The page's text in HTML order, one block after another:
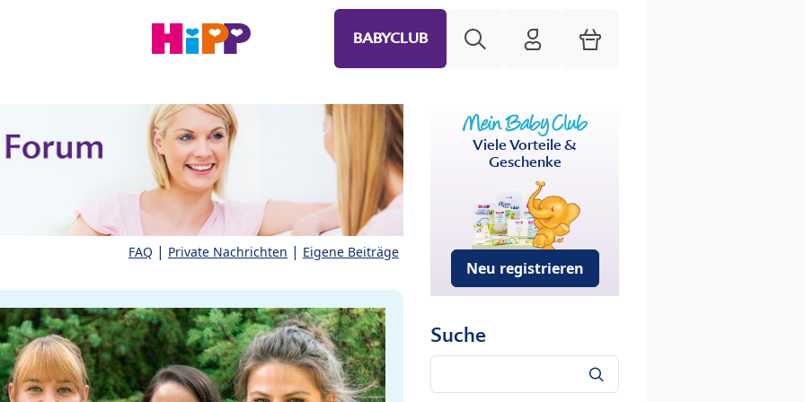
BABYCLUB HiPP Mein Babyclub
Warenkorb
FAQ | Private Nachrichten | Eigene Beiträge
Viele Vorteile &
Geschenke
Neu registrieren
Suche